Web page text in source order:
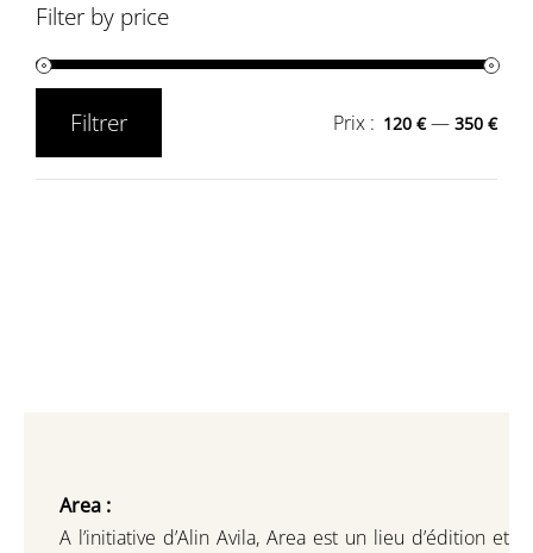
Filter by price
Filtrer Prix : 120 €—350 €
Area :
A l’initiative d’Alin Avila, Area est un lieu d’édition et